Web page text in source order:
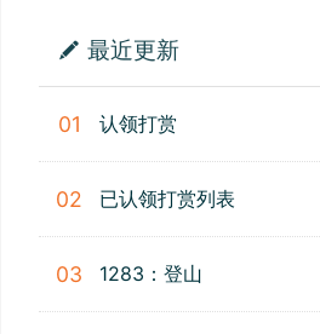
最近更新
01 认领打赏
02 已认领打赏列表
03 1283：登山